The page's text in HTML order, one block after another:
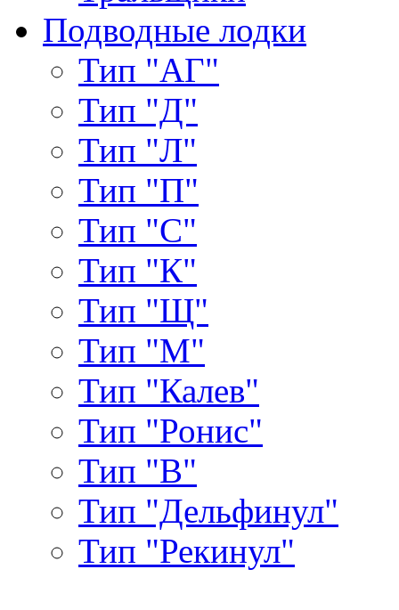
Подводные лодки
Тип "АГ"
Тип "Д"
Тип "Л"
Тип "П"
Тип "С"
Тип "К"
Тип "Щ"
Тип "М"
Тип "Калев"
Тип "Ронис"
Тип "В"
Тип "Дельфинул"
Тип "Рекинул"